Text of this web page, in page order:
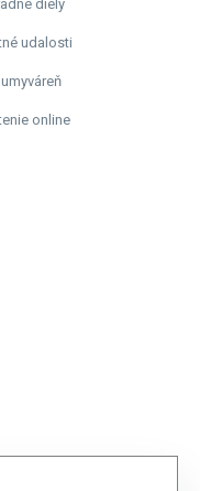
diely
udalosti
online